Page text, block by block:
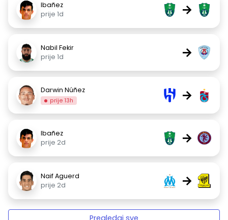
Ibañez
prije 1d
→
Nabil Fekir
prije 1d
→
Darwin Núñez
prije 13h →
Ibañez
prije 2d
→
Naif Aguerd
prije 2d
→
Pregledaj sve